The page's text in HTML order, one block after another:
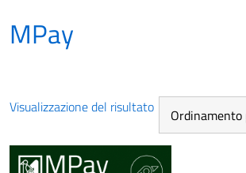
MPay
Visualizzazione del risultato